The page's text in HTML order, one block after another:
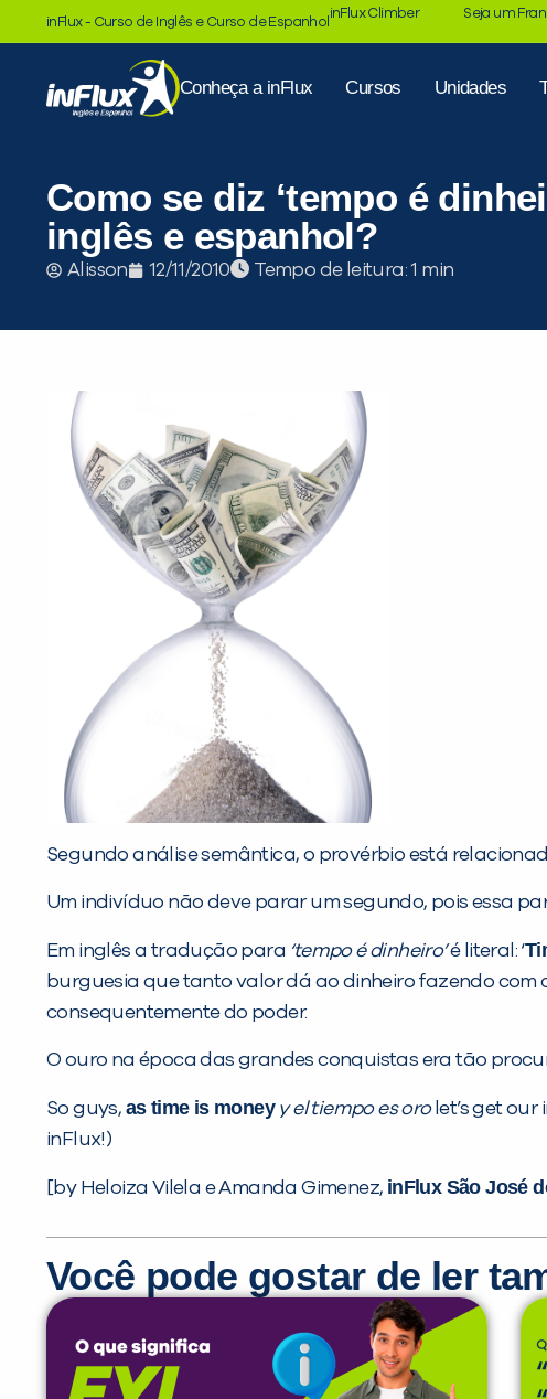
inFlux - Curso de Inglês e Curso de Espanhol
inFlux Climber Seja um
Conheça a inFlux Cursos Unidades
Como se diz ‘tempo é
inglês e espanhol?
Alisson 12/11/2010 Tempo de leitura:
Segundo análise semântica, o provérbio está
Um indivíduo não deve parar um segundo, pois essa
Em inglês a tradução para ‘tempo é dinheiro’é literal: ‘
burguesia que tanto valor dá ao dinheiro fazendo com
consequentemente do poder.
O ouro na época das grandes conquistas era tão
So guys, as time is money y el tiempo es orolet’s get our
inFlux!)
[by Heloiza Vilela e Amanda Gimenez, inFlux São José
Você pode gostar de ler